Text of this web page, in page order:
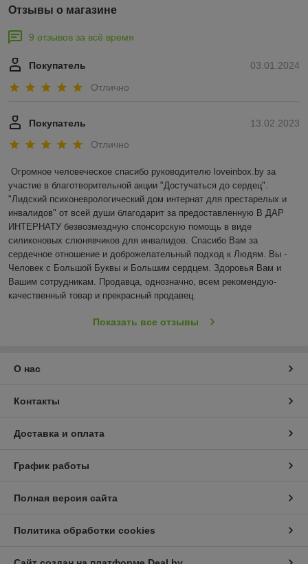
Отзывы о магазине
9 отзывов за всё время
03.01.2024
Покупатель
Отлично
13.02.2023
Покупатель
Отлично
Огромное человеческое спасибо руководителю loveinbox.by за
участие в благотворительной акции "Достучаться до сердец".
"Лидский психоневрологический дом интернат для престарелых и
инвалидов" от всей души благодарит за предоставленную В ДАР
ИНТЕРНАТУ безвозмездную спонсорскую помощь в виде
силиконовых слюнявчиков для инвалидов. Спасибо Вам за
сердечное отношение и доброжелательный подход к Людям. Вы -
Человек с Большой Буквы и Большим сердцем. Здоровья Вам и
Вашим сотрудникам. Продавца, однозначно, всем рекомендую-
качественный товар и прекрасный продавец.
Показать все отзывы
О нас
Контакты
Доставка и оплата
График работы
Полная версия сайта
Политика обработки cookies